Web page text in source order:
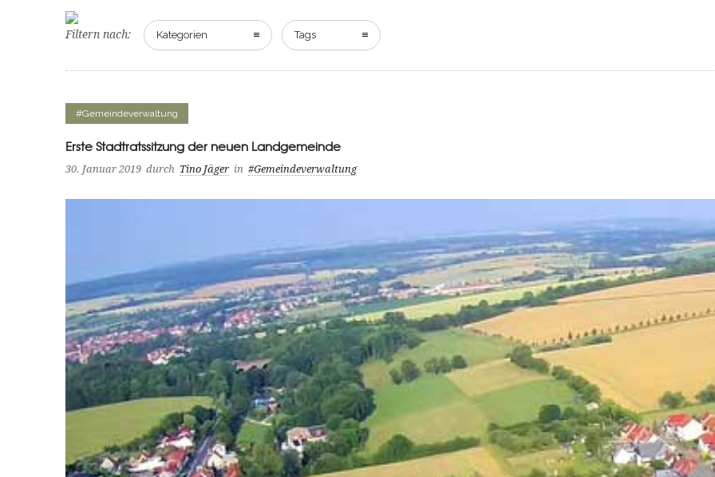
Filtern nach: Kategorien Tags
#Gemeindeverwaltung
Erste Stadtratssitzung der neuen Landgemeinde
30. Januar 2019 durch Tino Jäger in #Gemeindeverwaltung